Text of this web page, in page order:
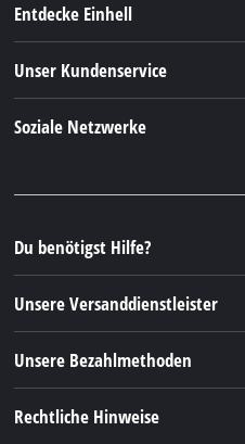
Entdecke Einhell
Nachhaltigkeit
Unser Kundenservice
FAQs
Rücksendungen / Widerruf
Verpackungsrichtlinien
Hinweise zur Batterieentsorgung
Vertrag widerrufen
Soziale Netzwerke
Instagram
TikTok
Pinterest
Linkedin
Du benötigst Hilfe?
Unsere Versanddienstleister
Unsere Bezahlmethoden
Rechtliche Hinweise